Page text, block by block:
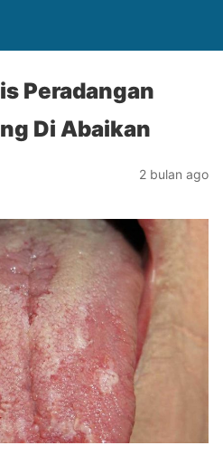
Peradangan
Di Abaikan
2 bulan ago